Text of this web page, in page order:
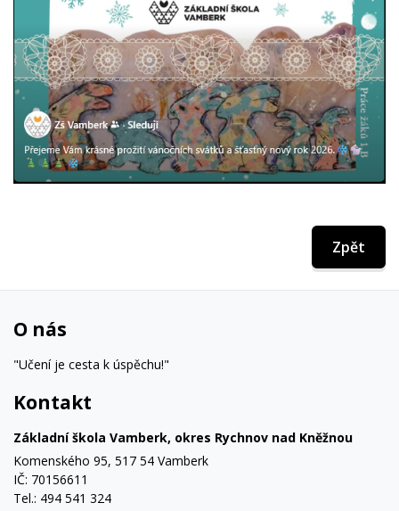
Zpět
O nás
"Učení je cesta k úspěchu!"
Kontakt
Základní škola Vamberk, okres Rychnov nad Kněžnou
Komenského 95, 517 54 Vamberk
IČ: 70156611
Tel.: 494 541 324